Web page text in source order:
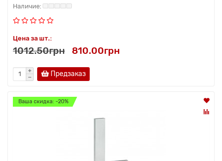
Цена за шт.:
1012.50грн 810.00грн
Предзаказ
Ваша скидка: -20%